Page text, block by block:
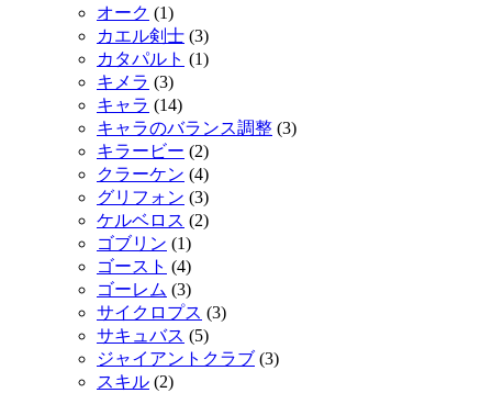
オーク (1)
カエル剣士 (3)
カタパルト (1)
キメラ (3)
キャラ (14)
キャラのバランス調整 (3)
キラービー (2)
クラーケン (4)
グリフォン (3)
ケルベロス (2)
ゴブリン (1)
ゴースト (4)
ゴーレム (3)
サイクロプス (3)
サキュバス (5)
ジャイアントクラブ (3)
スキル (2)